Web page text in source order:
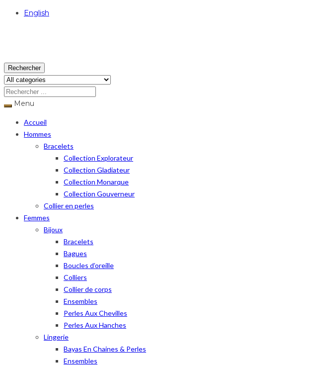
English
Rechercher
Menu
Accueil
Hommes
Bracelets
Collection Explorateur
Collection Gladiateur
Collection Monarque
Collection Gouverneur
Collier en perles
Femmes
Bijoux
Bracelets
Bagues
Boucles d’oreille
Colliers
Collier de corps
Ensembles
Perles Aux Chevilles
Perles Aux Hanches
Lingerie
Bayas En Chaines & Perles
Ensembles